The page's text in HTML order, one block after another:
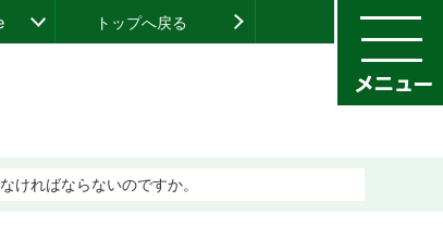
トップへ戻る
ければならないのですか。